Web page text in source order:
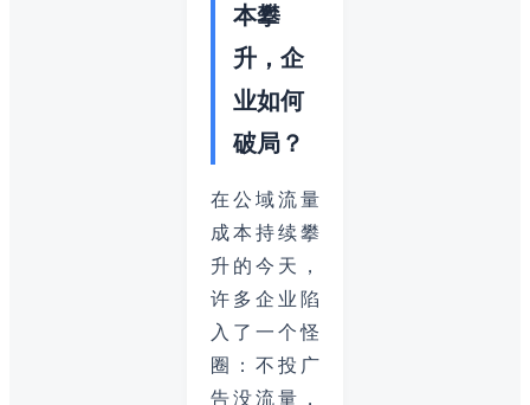
本攀
升，企
业如何
破局？
在公域流量
成本持续攀
升的今天，
许多企业陷
入了一个怪
圈：不投广
告没流量，